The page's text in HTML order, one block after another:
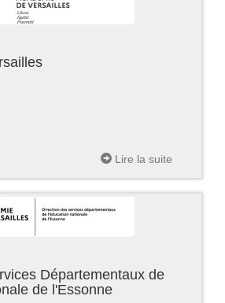
Lire la suite
Départementaux de
de l'Essonne